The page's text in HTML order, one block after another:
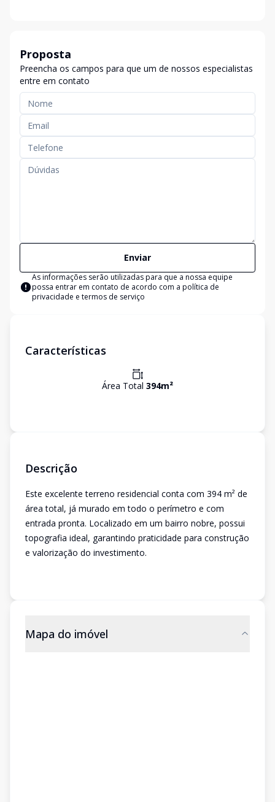
Proposta
Preencha os campos para que um de nossos especialistas
entre em contato
Enviar
As informações serão utilizadas para que a nossa equipe
possa entrar em contato de acordo com a política de
privacidade e termos de serviço
Características
Área Total 394m²
Descrição
Este excelente terreno residencial conta com 394 m² de
área total, já murado em todo o perímetro e com
entrada pronta. Localizado em um bairro nobre, possui
topografia ideal, garantindo praticidade para construção
e valorização do investimento.
Mapa do imóvel